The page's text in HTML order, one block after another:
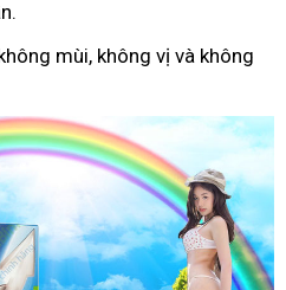
mùi, không vị và không